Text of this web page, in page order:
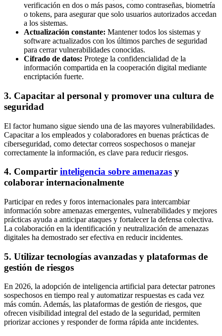
verificación en dos o más pasos, como contraseñas, biometría
o tokens, para asegurar que solo usuarios autorizados accedan
a los sistemas.
Actualización constante: Mantener todos los sistemas y
software actualizados con los últimos parches de seguridad
para cerrar vulnerabilidades conocidas.
Cifrado de datos: Protege la confidencialidad de la
información compartida en la cooperación digital mediante
encriptación fuerte.
3. Capacitar al personal y promover una cultura de
seguridad
El factor humano sigue siendo una de las mayores vulnerabilidades.
Capacitar a los empleados y colaboradores en buenas prácticas de
ciberseguridad, como detectar correos sospechosos o manejar
correctamente la información, es clave para reducir riesgos.
4. Compartir inteligencia sobre amenazas y
colaborar internacionalmente
Participar en redes y foros internacionales para intercambiar
información sobre amenazas emergentes, vulnerabilidades y mejores
prácticas ayuda a anticipar ataques y fortalecer la defensa colectiva.
La colaboración en la identificación y neutralización de amenazas
digitales ha demostrado ser efectiva en reducir incidentes.
5. Utilizar tecnologías avanzadas y plataformas de
gestión de riesgos
En 2026, la adopción de inteligencia artificial para detectar patrones
sospechosos en tiempo real y automatizar respuestas es cada vez
más común. Además, las plataformas de gestión de riesgos, que
ofrecen visibilidad integral del estado de la seguridad, permiten
priorizar acciones y responder de forma rápida ante incidentes.